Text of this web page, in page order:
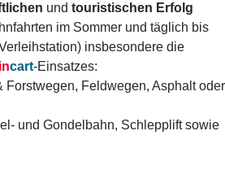
und touristischen Erfolg
im Sommer und täglich bis
insbesondere die
cart-Einsatzes:
Forstwegen, Feldwegen, Asphalt oder
und Gondelbahn, Schlepplift sowie